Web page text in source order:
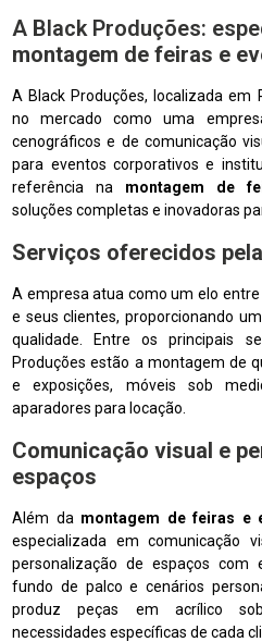
A Black Produções:
montagem de feiras e
A Black Produções, localizada em
no mercado como uma
cenográficos e de comunicação
para eventos corporativos e
referência na montagem de
soluções completas e inovadoras
Serviços oferecidos
A empresa atua como um elo
e seus clientes, proporcionando
qualidade. Entre os principais
Produções estão a montagem de
e exposições, móveis sob
aparadores para locação.
Comunicação visual e
espaços
Além da montagem de feiras e
especializada em comunicação
personalização de espaços com
fundo de palco e cenários
produz peças em acrílico
necessidades específicas de cada